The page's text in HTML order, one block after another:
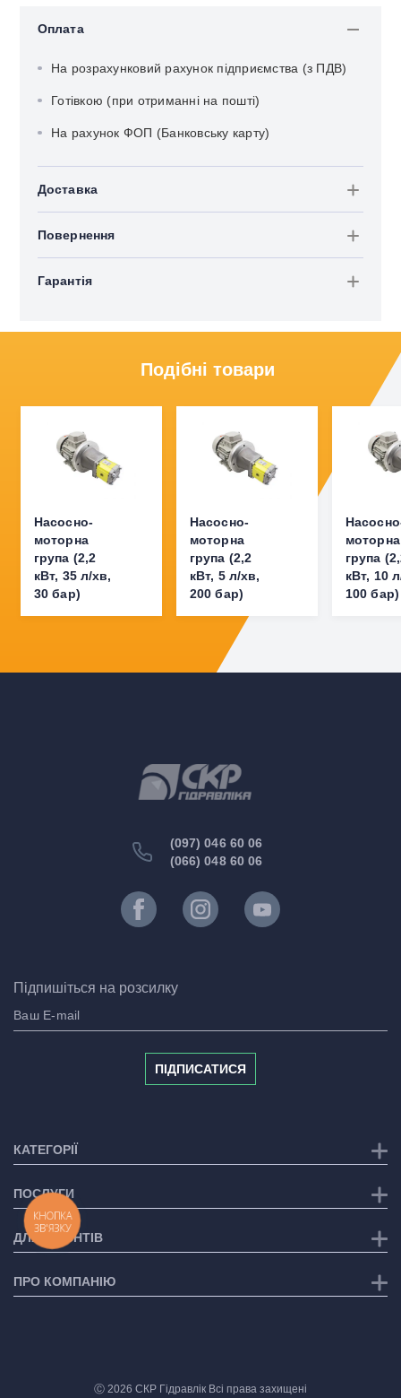
Оплата
На розрахунковий рахунок підприємства (з ПДВ)
Готівкою (при отриманні на пошті)
На рахунок ФОП (Банковську карту)
Доставка
Повернення
Гарантія
Подібні товари
Насосно-
моторна
група (2,2
кВт, 35 л/хв,
30 бар)
Насосно-
моторна
група (2,2
кВт, 5 л/хв,
200 бар)
моторна
група
кВт, 10
100 бар)
(097) 046 60 06
(066) 048 60 06
Підпишіться на розсилку
ПІДПИСАТИСЯ
КАТЕГОРІЇ
ПОСЛУГИ
ДЛЯ КЛІЄНТІВ
ПРО КОМПАНІЮ
Ⓒ 2026 СКР Гідравлік Всі права захищені
КНОПКА
ЗВ'ЯЗКУ